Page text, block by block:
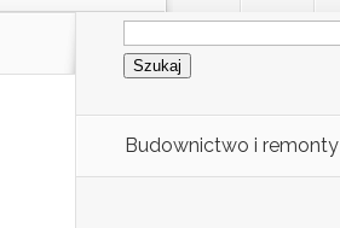
Szukaj:
Budownictwo i remonty